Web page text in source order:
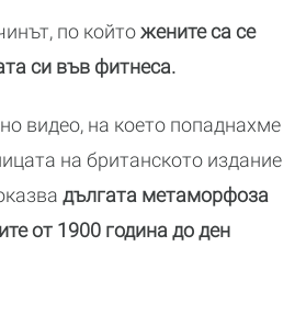
по койтожените са се
си във фитнеса.
видео, на което попаднахме
на британското издание
дългата метаморфоза
от 1900 година до ден